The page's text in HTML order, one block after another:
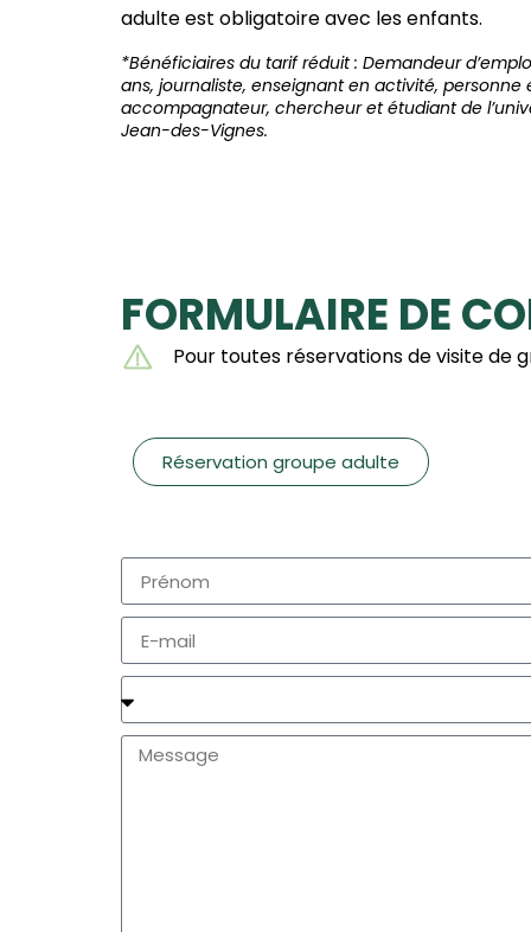
adulte est obligatoire avec les enfants.
*Bénéficiaires du tarif réduit : Demandeur
ans, journaliste, enseignant en activité,
accompagnateur, chercheur et étudiant de
Jean-des-Vignes.
FORMULAIRE DE
Pour toutes réservations de visite de
Réservation groupe adulte